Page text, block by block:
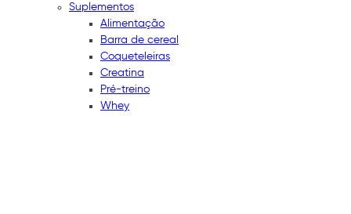
Suplementos
Alimentação
Barra de cereal
Coqueteleiras
Creatina
Pré-treino
Whey